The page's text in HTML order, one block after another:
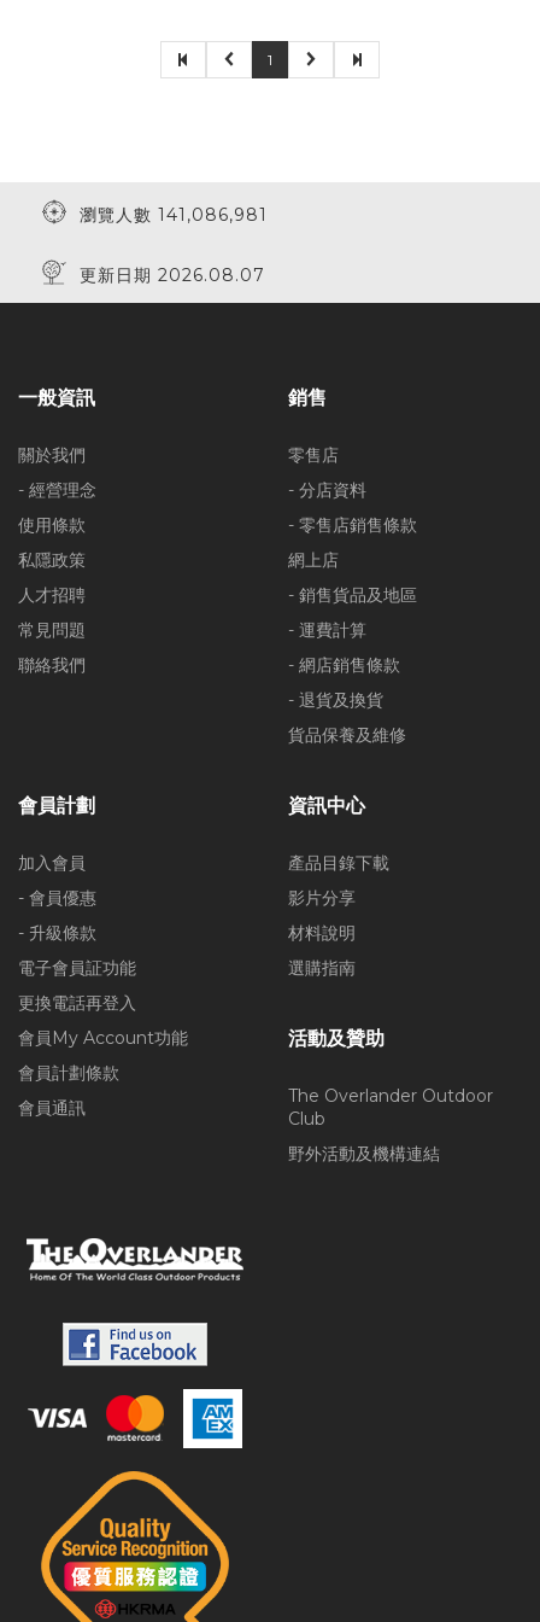
1
瀏覽人數 141,086,981
更新日期 2026.08.07
一般資訊
關於我們
- 經營理念
使用條款
私隱政策
人才招聘
常見問題
聯絡我們
銷售
零售店
- 分店資料
- 零售店銷售條款
網上店
- 銷售貨品及地區
- 運費計算
- 網店銷售條款
- 退貨及換貨
貨品保養及維修
會員計劃
加入會員
- 會員優惠
- 升級條款
電子會員証功能
更換電話再登入
會員My Account功能
會員計劃條款
會員通訊
資訊中心
產品目錄下載
影片分享
材料說明
選購指南
活動及贊助
The Overlander Outdoor
Club
野外活動及機構連結